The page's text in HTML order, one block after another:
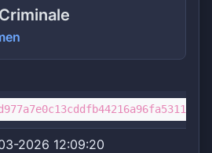
2026 12:09:20